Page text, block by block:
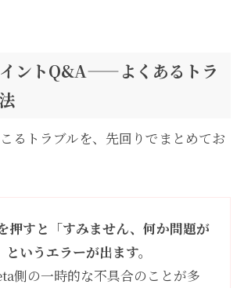
ントQ&A——よくあるトラ
るトラブルを、先回りでまとめてお
押すと「すみません、何か問題が
いうエラーが出ます。
側の一時的な不具合のことが多